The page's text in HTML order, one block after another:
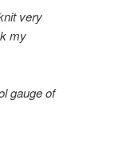
very
my
gauge of